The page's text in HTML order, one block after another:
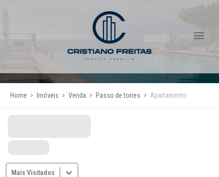
Home Imóveis Venda Passo de torres Apartamento
Mais Visitados